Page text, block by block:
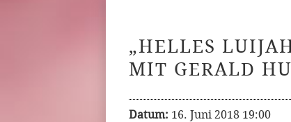
„HELLES
MIT GERALD
Datum: 16. Juni 2018 19:00